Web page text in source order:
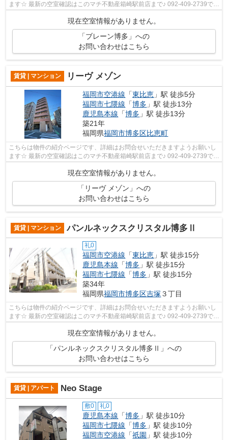
ます☆ 最新の空室確認はこのマチ不動産箱崎駅前店まで♪ 092-409-2739で
現在空室情報がありません。
「ブレーン博多」への
お問い合わせはこちら
賃貸 | マンション リーヴ メゾン
福岡市空港線 「東比恵 」駅 徒歩5分
福岡市七隈線 「博多 」駅 徒歩13分
鹿児島本線 「博多 」駅 徒歩13分
築21年
福岡県福岡市博多区比恵町
こちらは物件の紹介ページです、詳細はお問合せいただきますようお願いし
ます☆ 最新の空室確認はこのマチ不動産箱崎駅前店まで♪ 092-409-2739で
す！迅速に対応致します！！！！！♪
現在空室情報がありません。
「リーヴ メゾン」への
お問い合わせはこちら
賃貸 | マンション パンルネックスクリスタル博多Ⅱ
礼0
福岡市空港線 「東比恵 」駅 徒歩15分
鹿児島本線 「博多 」駅 徒歩15分
福岡市七隈線 「博多 」駅 徒歩15分
築34年
福岡県福岡市博多区吉塚３丁目
こちらは物件の紹介ページです、詳細はお問合せいただきますようお願いし
ます☆ 最新の空室確認はこのマチ不動産箱崎駅前店まで♪ 092-409-2739で
現在空室情報がありません。
「パンルネックスクリスタル博多Ⅱ」への
お問い合わせはこちら
賃貸 | アパート Neo Stage
敷0 礼0
鹿児島本線 「博多 」駅 徒歩10分
福岡市七隈線 「博多 」駅 徒歩10分
福岡市空港線 「祇園 」駅 徒歩10分